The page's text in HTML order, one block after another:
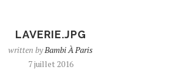
LAVERIE.JPG
written byBambi À Paris
7 juillet 2016